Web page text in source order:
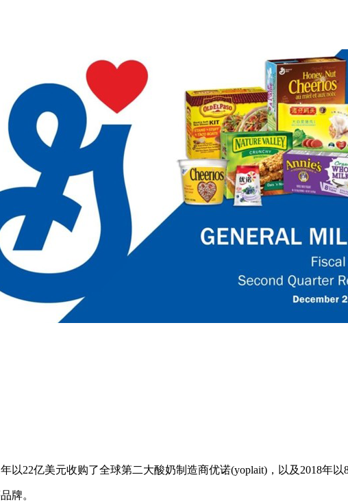
22亿美元收购了全球第二大酸奶制造商优诺(yoplait)，以及2018年以
牌。